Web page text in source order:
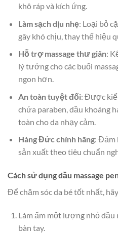
khô ráp và kích ứng.
Làm sạch dịu nhẹ: Loại bỏ
gây khó chịu, thay thế hiệu
Hỗ trợ massage thư giãn:
lý tưởng cho các buổi
ngon hơn.
An toàn tuyệt đối: Được
chứa paraben, dầu khoáng
toàn cho da nhạy cảm.
Hàng Đức chính hãng: Đảm
sản xuất theo tiêu chuẩn
Cách sử dụng dầu massage
Để chăm sóc da bé tốt nhất,
Làm ấm một lượng nhỏ dầu
bàn tay.